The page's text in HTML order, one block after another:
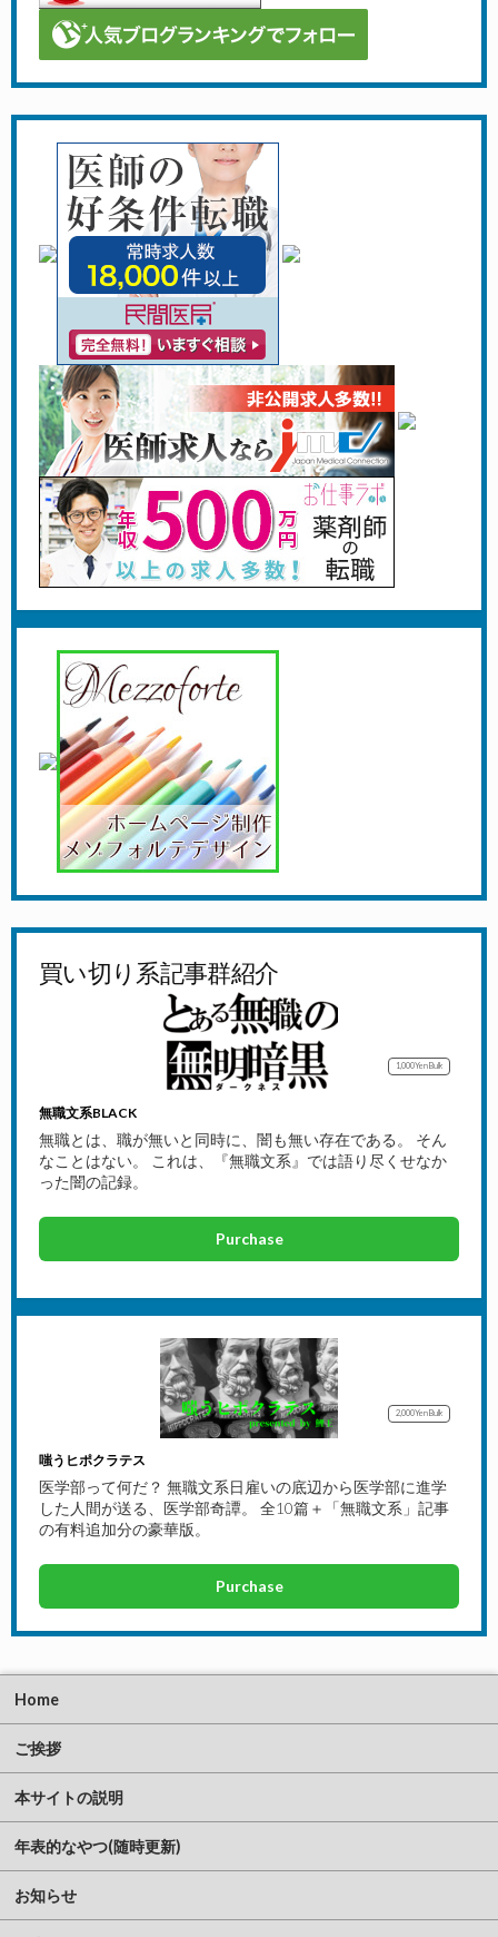
買い切り系記事群紹介
1,000YenBulk
無職文系BLACK
無職とは、職が無いと同時に、闇も無い存在である。 そん
なことはない。 これは、『無職文系』では語り尽くせなか
った闇の記録。
Purchase
2,000YenBulk
嗤うヒポクラテス
医学部って何だ？ 無職文系日雇いの底辺から医学部に進学
した人間が送る、医学部奇譚。 全10篇＋「無職文系」記事
の有料追加分の豪華版。
Purchase
Home
ご挨拶
本サイトの説明
年表的なやつ(随時更新)
お知らせ